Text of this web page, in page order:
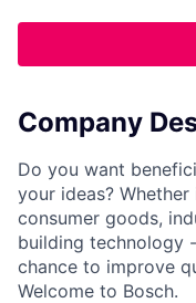
Company
Do you want
your ideas?
consumer goods,
building technology
chance to improve
Welcome to Bosch.